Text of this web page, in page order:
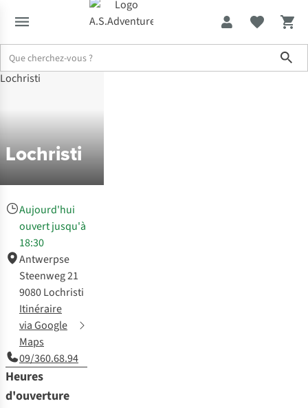
Magasins
Lochristi
Aujourd'hui
ouvert jusqu'à
18:30
Antwerpse
Steenweg 21
9080 Lochristi
Itinéraire
via Google
Maps
09/360.68.94
Heures
d'ouverture